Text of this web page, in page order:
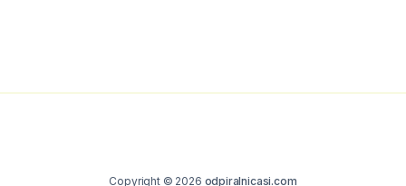
Copyright © 2026 odpiralnicasi.com